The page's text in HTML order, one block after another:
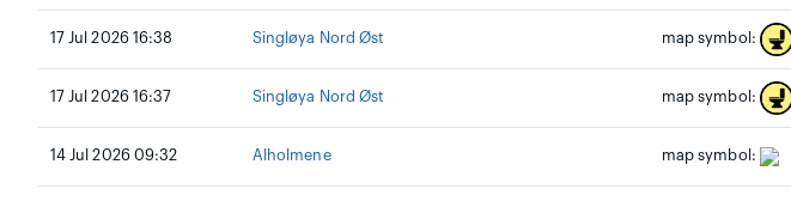
17 Jul 2026 16:38 Singløya Nord Øst map symbol:
17 Jul 2026 16:37 Singløya Nord Øst map symbol:
14 Jul 2026 09:32 Alholmene map symbol: